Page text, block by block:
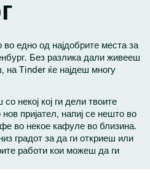
во едно од најдобрите места за
Без разлика дали живееш
на Tinder ќе најдеш многу
некој кој ги дели твоите
пријател, напиј се нешто во
во некое кафуле во близина.
градот за да ги откриеш или
работи кои можеш да ги